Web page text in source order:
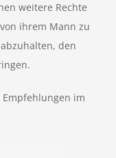
weitere Rechte
ihrem Mann zu
den
im